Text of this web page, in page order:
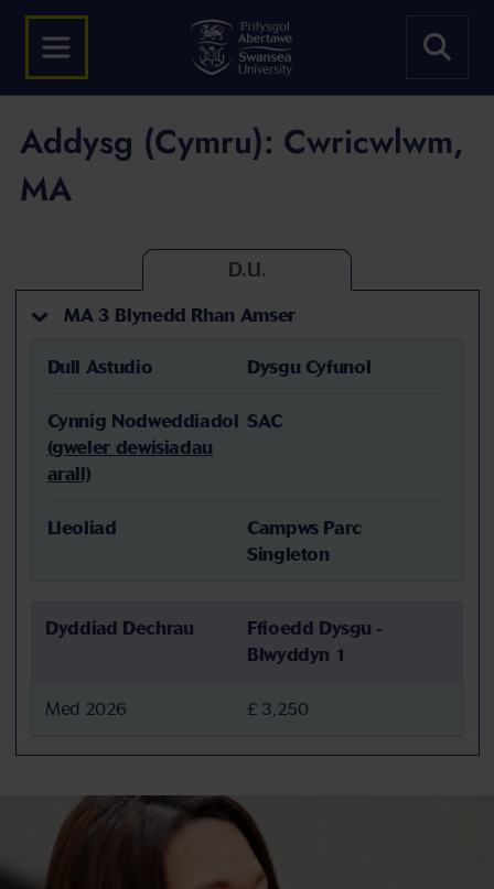
Addysg (Cymru): Cwricwlwm,
MA
D.U.
MA 3 Blynedd Rhan Amser
Dull Astudio Dysgu Cyfunol
Cynnig Nodweddiadol
(gweler dewisiadau
arall)
SAC
Lleoliad
Campws Parc
Singleton
Dyddiad Dechrau
Ffioedd Dysgu -
Blwyddyn 1
Med 2026 £ 3,250